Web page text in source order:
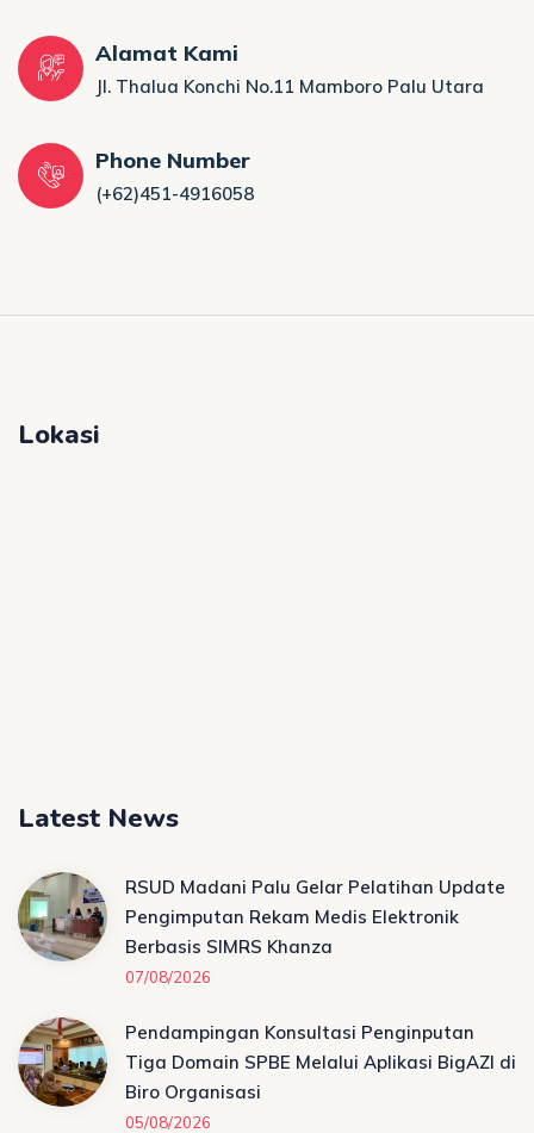
Alamat Kami
Jl. Thalua Konchi No.11 Mamboro Palu Utara
Phone Number
(+62)451-4916058
Lokasi
Latest News
RSUD Madani Palu Gelar Pelatihan Update
Pengimputan Rekam Medis Elektronik
Berbasis SIMRS Khanza
07/08/2026
Pendampingan Konsultasi Penginputan
Tiga Domain SPBE Melalui Aplikasi BigAZI di
Biro Organisasi
05/08/2026